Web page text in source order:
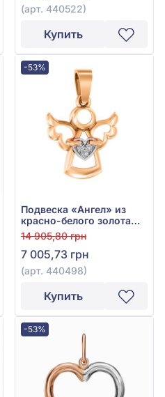
(арт. 440522)
Купить
-53%
Подвеска «Ангел» из
красно-белого золота
585° с фианитом, арт.
440498
14 905,80 грн
7 005,73 грн
(арт. 440498)
Купить
-53%